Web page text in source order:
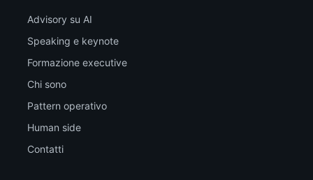
Advisory su AI
Speaking e keynote
Formazione executive
Chi sono
Pattern operativo
Human side
Contatti